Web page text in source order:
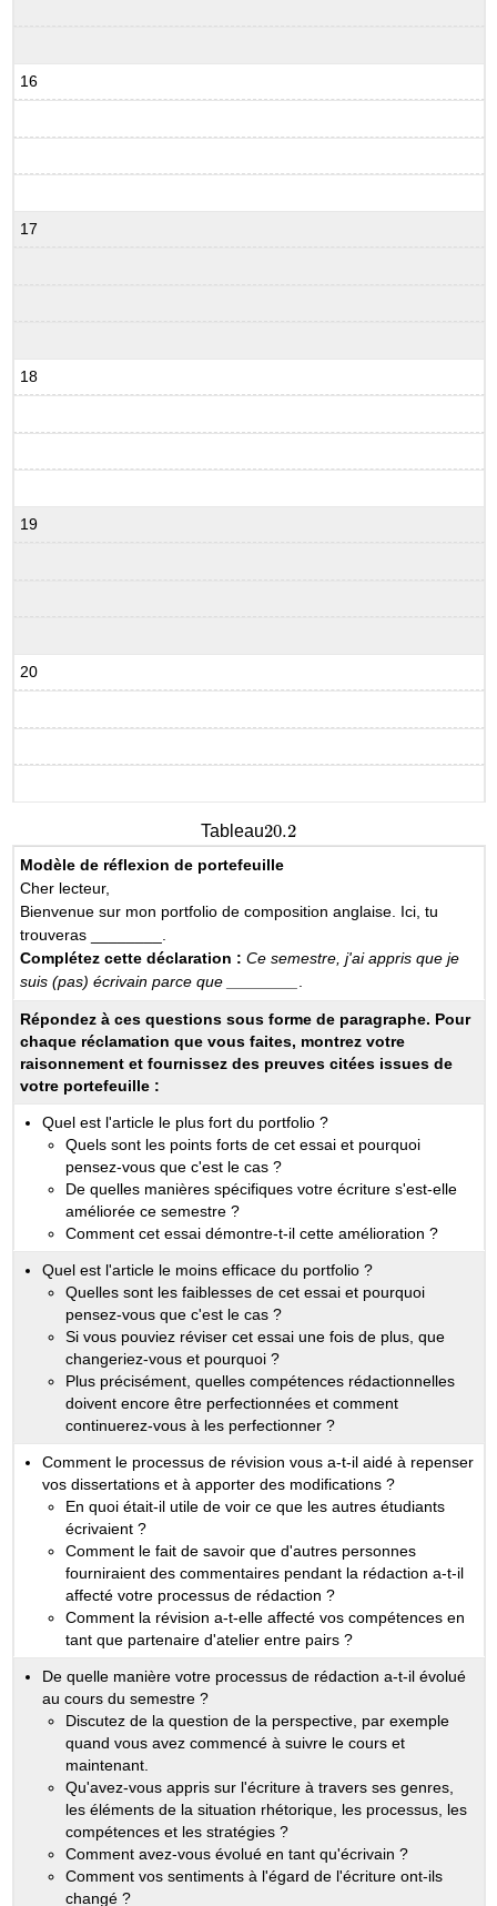
16
17
18
19
20
Tableau20.2
20.2
Modèle de réflexion de portefeuille
Cher lecteur,
Bienvenue sur mon portfolio de composition anglaise. Ici, tu
trouveras ________.
Complétez cette déclaration : Ce semestre, j'ai appris que je
suis (pas) écrivain parce que ________
Répondez à ces questions sous forme de paragraphe. Pour
chaque réclamation que vous faites, montrez votre
raisonnement et fournissez des preuves citées issues de
votre portefeuille :
Quel est l'article le plus fort du portfolio ?
Quels sont les points forts de cet essai et pourquoi
pensez-vous que c'est le cas ?
De quelles manières spécifiques votre écriture s'est-elle
améliorée ce semestre ?
Comment cet essai démontre-t-il cette amélioration ?
Quel est l'article le moins efficace du portfolio ?
Quelles sont les faiblesses de cet essai et pourquoi
pensez-vous que c'est le cas ?
Si vous pouviez réviser cet essai une fois de plus, que
changeriez-vous et pourquoi ?
Plus précisément, quelles compétences rédactionnelles
doivent encore être perfectionnées et comment
continuerez-vous à les perfectionner ?
Comment le processus de révision vous a-t-il aidé à repenser
vos dissertations et à apporter des modifications ?
En quoi était-il utile de voir ce que les autres étudiants
écrivaient ?
Comment le fait de savoir que d'autres personnes
fourniraient des commentaires pendant la rédaction a-t-il
affecté votre processus de rédaction ?
Comment la révision a-t-elle affecté vos compétences en
tant que partenaire d'atelier entre pairs ?
De quelle manière votre processus de rédaction a-t-il évolué
au cours du semestre ?
Discutez de la question de la perspective, par exemple
quand vous avez commencé à suivre le cours et
maintenant.
Qu'avez-vous appris sur l'écriture à travers ses genres,
les éléments de la situation rhétorique, les processus, les
compétences et les stratégies ?
Comment avez-vous évolué en tant qu'écrivain ?
Comment vos sentiments à l'égard de l'écriture ont-ils
changé ?